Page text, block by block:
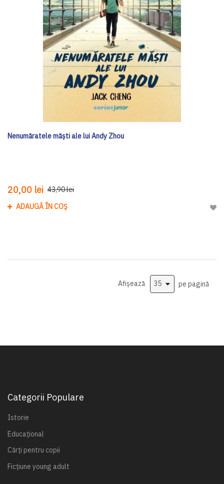
Nenumăratele măști ale lui Andy Zhou
20,00 lei 43,90 lei
ADAUGĂ ÎN COȘ
Afișează pe pagină
Categorii Populare
Istorie
Educațional
Cărți pentru copii
Ficțiune young adult